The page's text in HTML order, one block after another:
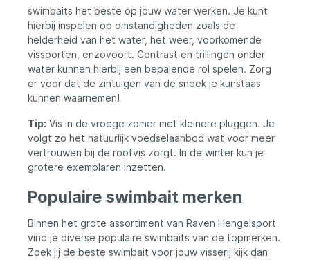
swimbaits het beste op jouw water werken. Je kunt
hierbij inspelen op omstandigheden zoals de
helderheid van het water, het weer, voorkomende
vissoorten, enzovoort. Contrast en trillingen onder
water kunnen hierbij een bepalende rol spelen. Zorg
er voor dat de zintuigen van de snoek je kunstaas
kunnen waarnemen!
Tip: Vis in de vroege zomer met kleinere pluggen. Je
volgt zo het natuurlijk voedselaanbod wat voor meer
vertrouwen bij de roofvis zorgt. In de winter kun je
grotere exemplaren inzetten.
Populaire swimbait merken
Binnen het grote assortiment van Raven Hengelsport
vind je diverse populaire swimbaits van de topmerken.
Zoek jij de beste swimbait voor jouw visserij kijk dan